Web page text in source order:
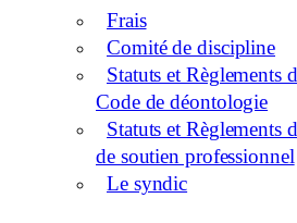
Frais
Comité de discipline
Statuts et Règlements
Code de déontologie
Statuts et Règlements
de soutien professionnel
Le syndic